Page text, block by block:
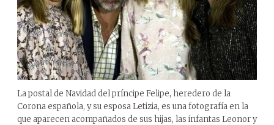
La postal de Navidad del príncipe Felipe, heredero de la
Corona española, y su esposa Letizia, es una fotografía en la
que aparecen acompañados de sus hijas, las infantas Leonor y